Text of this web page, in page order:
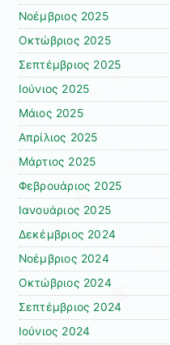
Νοέμβριος 2025
Οκτώβριος 2025
Σεπτέμβριος 2025
Ιούνιος 2025
Μάιος 2025
Απρίλιος 2025
Μάρτιος 2025
Φεβρουάριος 2025
Ιανουάριος 2025
Δεκέμβριος 2024
Νοέμβριος 2024
Οκτώβριος 2024
Σεπτέμβριος 2024
Ιούνιος 2024